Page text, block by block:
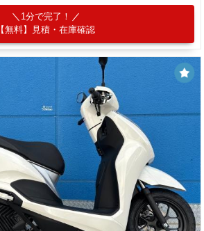
1分で完了！
【無料】見積・在庫確認